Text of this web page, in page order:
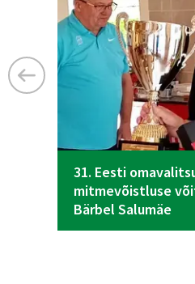
31. Eesti
mitmevõistluse
Bärbel Salumäe